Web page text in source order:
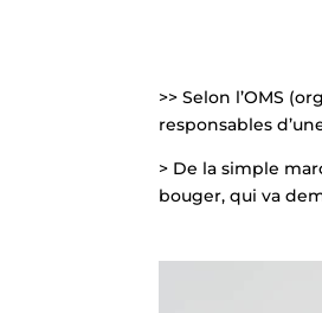
>> Selon l’OMS
responsables
> De la simple
bouger, qui va